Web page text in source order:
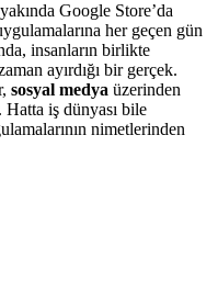
Google Store’da
her geçen gün
insanların birlikte
ayırdığı bir gerçek.
sosyal medya üzerinden
Hatta iş dünyası bile
nimetlerinden